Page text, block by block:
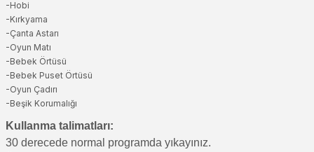
-Hobi
-Kırkyama
-Çanta Astarı
-Oyun Matı
-Bebek Örtüsü
-Bebek Puset Örtüsü
-Oyun Çadırı
-Beşik Korumalığı
Kullanma talimatları:
30 derecede normal programda yıkayınız.